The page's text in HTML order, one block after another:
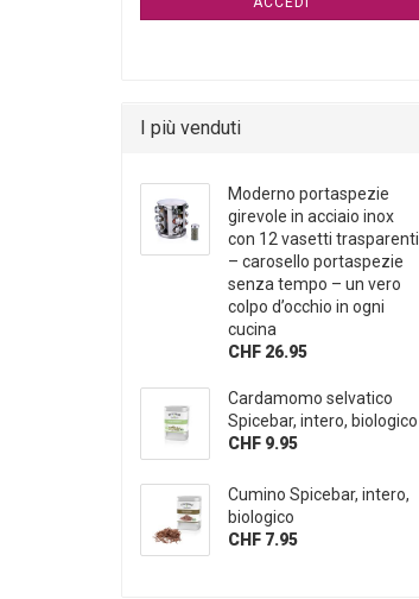
I più venduti
Moderno portaspezie
girevole in acciaio inox
con 12 vasetti trasparenti
– carosello portaspezie
senza tempo – un vero
colpo d’occhio in ogni
cucina
CHF 26.95
Cardamomo selvatico
Spicebar, intero, biologico
CHF 9.95
Cumino Spicebar, intero,
biologico
CHF 7.95